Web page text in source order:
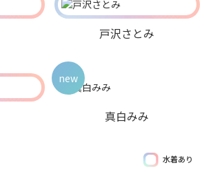
戸沢さとみ
真白みみ
new
水着あり